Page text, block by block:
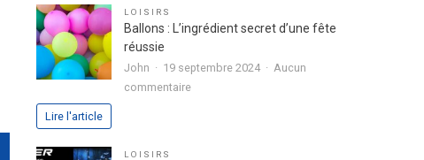
son
LOISIRS
Ballons : L’ingrédient secret d’une fête
réussie
John 19 septembre 2024
Aucun
commentairesur
Lire l'article
LOISIRS